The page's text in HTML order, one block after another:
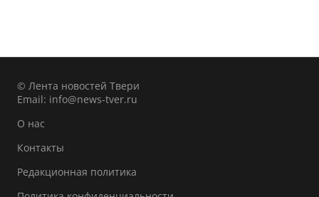
© Лента новостей Твери
Email: info@news-tver.ru
О нас
Контакты
Редакционная политика